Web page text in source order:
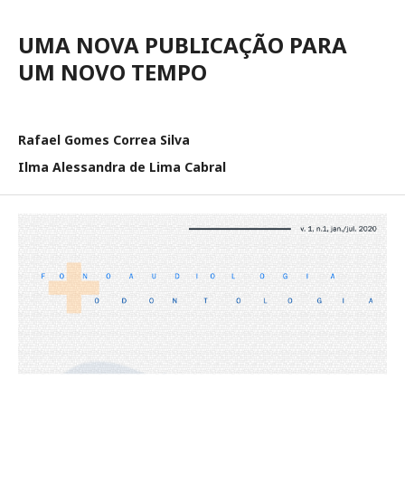
UMA NOVA PUBLICAÇÃO PARA
UM NOVO TEMPO
Rafael Gomes Correa Silva
Ilma Alessandra de Lima Cabral